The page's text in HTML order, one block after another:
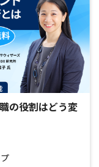
の役割はどう変